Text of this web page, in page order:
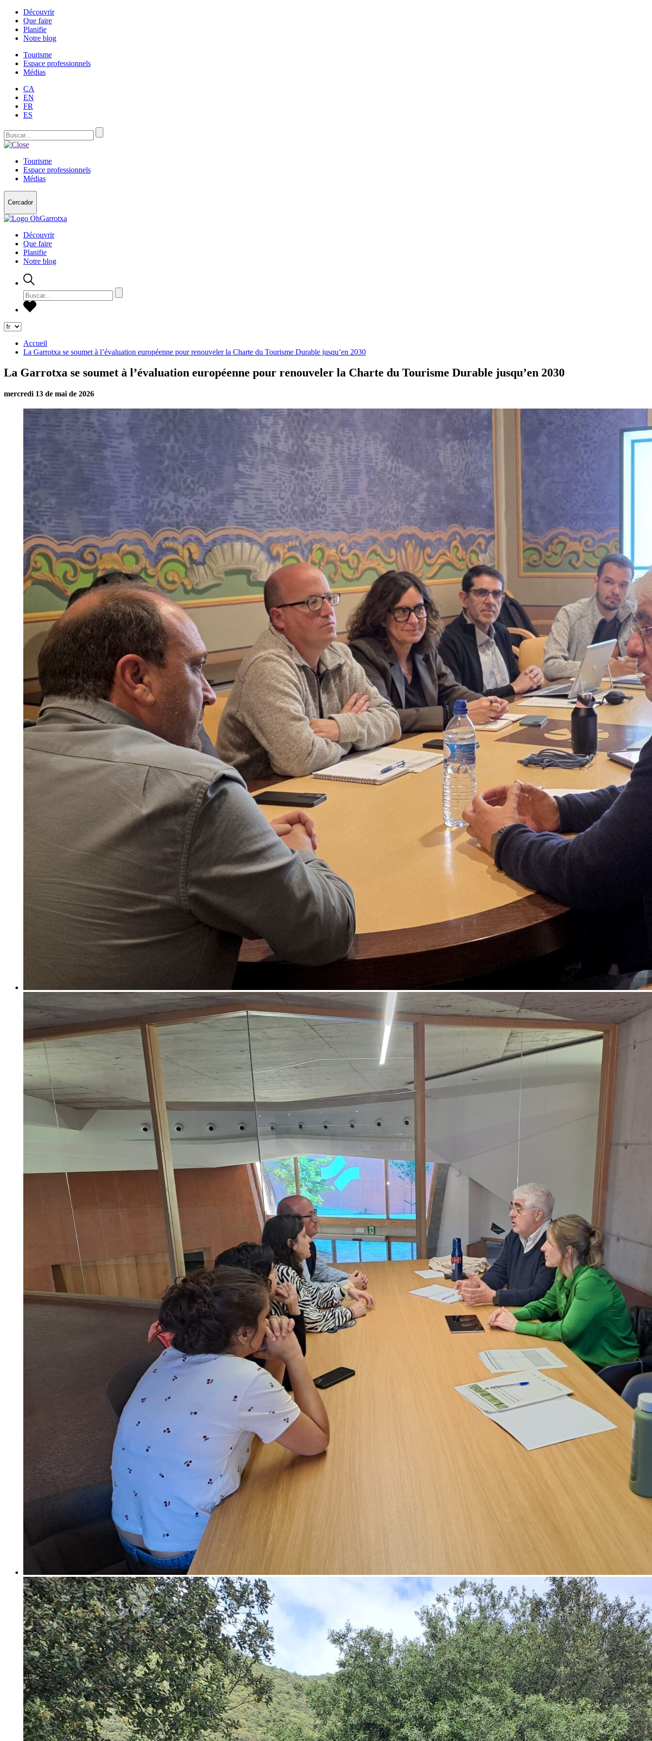
Découvrir
Que faire
Planifie
Notre blog
Tourisme
Espace professionnels
Médias
CA
EN
FR
ES
Tourisme
Espace professionnels
Médias
Cercador
Découvrir
Que faire
Planifie
Notre blog
Accueil
La Garrotxa se soumet à l’évaluation européenne pour renouveler la Charte du Tourisme Durable jusqu’en 2030
La Garrotxa se soumet à l’évaluation européenne pour renouveler la Charte du Tourisme Durable jusqu’en 2030
mercredi 13 de mai de 2026